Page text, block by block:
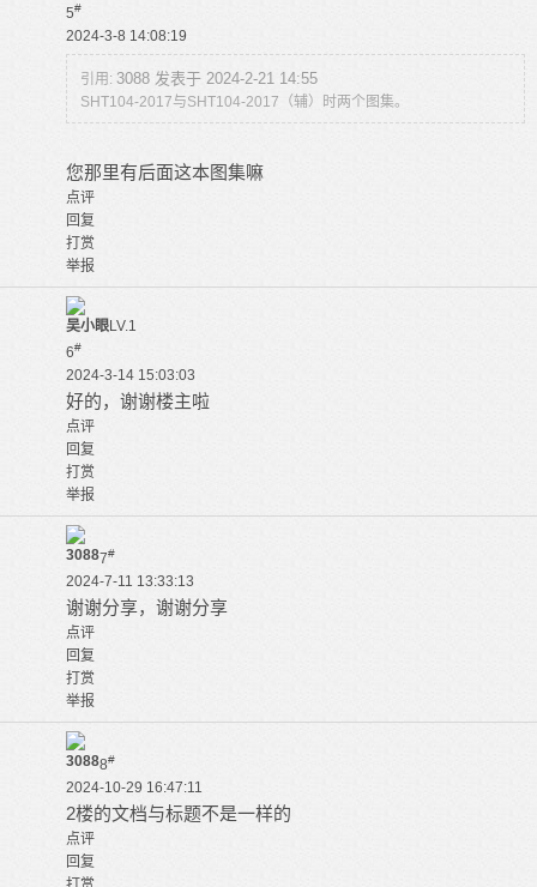
5#
2024-3-8 14:08:19
引用: 3088 发表于 2024-2-21 14:55
SHT104-2017与SHT104-2017（辅）时两个图集。
您那里有后面这本图集嘛
点评
回复
打赏
举报
吴小眼LV.1
6#
2024-3-14 15:03:03
好的，谢谢楼主啦
点评
回复
打赏
举报
30887#
2024-7-11 13:33:13
谢谢分享，谢谢分享
点评
回复
打赏
举报
30888#
2024-10-29 16:47:11
2楼的文档与标题不是一样的
点评
回复